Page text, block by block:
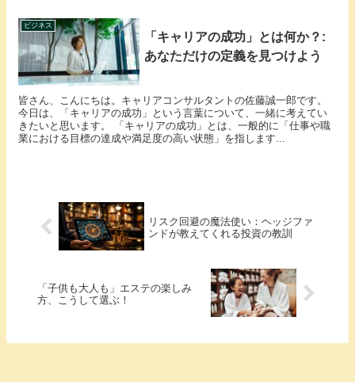
ビジネス
「キャリアの成功」とは何か？:
あなただけの定義を見つけよう
皆さん、こんにちは。キャリアコンサルタントの佐藤誠一郎です。
今日は、「キャリアの成功」という言葉について、一緒に考えてい
きたいと思います。 「キャリアの成功」とは、一般的に「仕事や職
業における目標の達成や満足度の高い状態」を指します...
リスク回避の魔法使い：ヘッジファ
ンドが教えてくれる投資の教訓
「子供も大人も」エステの楽しみ
方、こうして選ぶ！